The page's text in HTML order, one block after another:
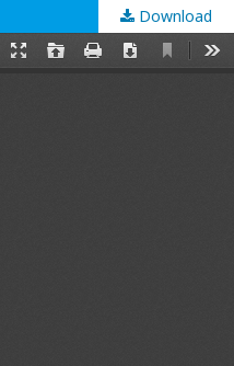
Download